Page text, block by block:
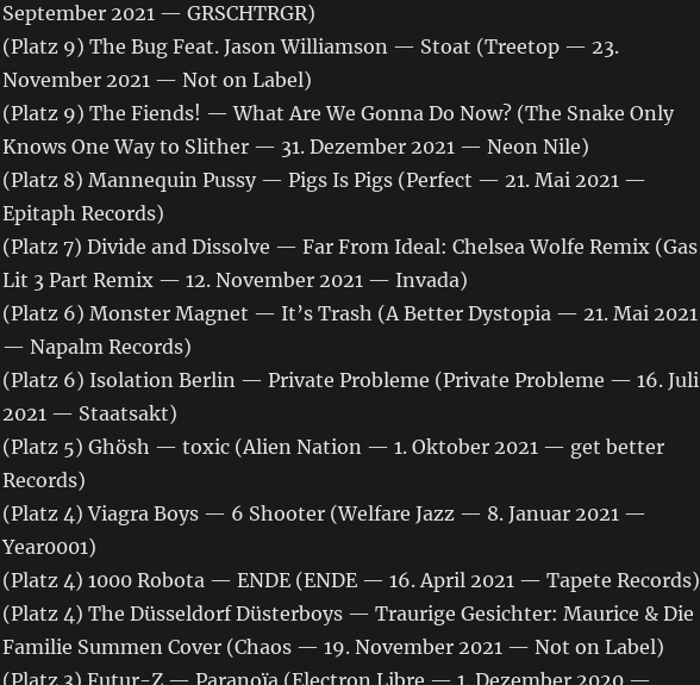
September 2021 — GRSCHTRGR)
(Platz 9) The Bug Feat. Jason Williamson — Stoat (Treetop — 23.
November 2021 — Not on Label)
(Platz 9) The Fiends! — What Are We Gonna Do Now? (The Snake Only
Knows One Way to Slither — 31. Dezember 2021 — Neon Nile)
(Platz 8) Mannequin Pussy — Pigs Is Pigs (Perfect — 21. Mai 2021 —
Epitaph Records)
(Platz 7) Divide and Dissolve — Far From Ideal: Chelsea Wolfe Remix (Gas
Lit 3 Part Remix — 12. November 2021 — Invada)
(Platz 6) Monster Magnet — It’s Trash (A Better Dystopia — 21. Mai 2021
— Napalm Records)
(Platz 6) Isolation Berlin — Private Probleme (Private Probleme — 16. Juli
2021 — Staatsakt)
(Platz 5) Ghösh — toxic (Alien Nation — 1. Oktober 2021 — get better
Records)
(Platz 4) Viagra Boys — 6 Shooter (Welfare Jazz — 8. Januar 2021 —
Year0001)
(Platz 4) 1000 Robota — ENDE (ENDE — 16. April 2021 — Tapete Records)
(Platz 4) The Düsseldorf Düsterboys — Traurige Gesichter: Maurice & Die
Familie Summen Cover (Chaos — 19. November 2021 — Not on Label)